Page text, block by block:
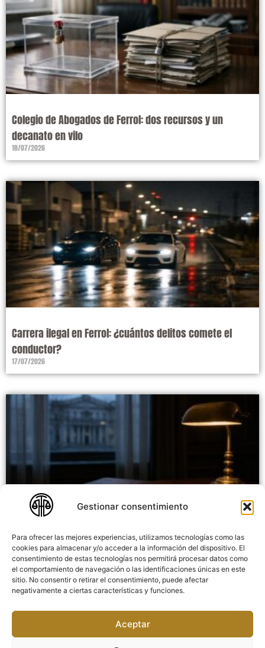
Gestionar consentimiento
Para ofrecer las mejores experiencias, utilizamos tecnologías como las
cookies para almacenar y/o acceder a la información del dispositivo. El
consentimiento de estas tecnologías nos permitirá procesar datos como
el comportamiento de navegación o las identificaciones únicas en este
sitio. No consentir o retirar el consentimiento, puede afectar
negativamente a ciertas características y funciones.
Aceptar
Colegio de Abogados de Ferrol: dos recursos y un
decanato en vilo
18/07/2026
Carrera ilegal en Ferrol: ¿cuántos delitos comete el
conductor?
17/07/2026
Recurso de apelación penal: cuándo procede y cómo se
interpone
14/07/2026